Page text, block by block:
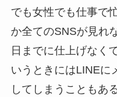
でも女性でも仕事で
か全てのSNSが見れ
日までに仕上げなく
いうときにはLINEに
してしまうこともあ